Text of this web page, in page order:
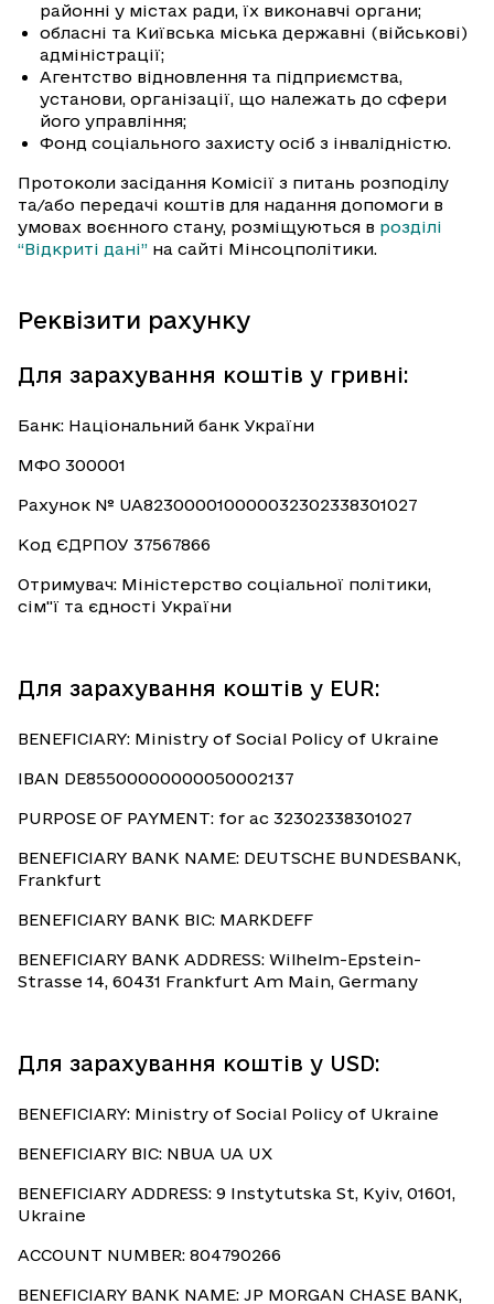
районні у містах ради, їх виконавчі органи;
обласні та Київська міська державні (військові)
адміністрації;
Агентство відновлення та підприємства,
установи, організації, що належать до сфери
його управління;
Фонд соціального захисту осіб з інвалідністю.
Протоколи засідання Комісії з питань розподілу
та/або передачі коштів для надання допомоги в
умовах воєнного стану, розміщуються в розділі
“Відкриті дані” на сайті Мінсоцполітики.
Реквізити рахунку
Для зарахування коштів у гривні:
Банк: Національний банк України
МФО 300001
Рахунок № UA823000010000032302338301027
Код ЄДРПОУ 37567866
Отримувач: Міністерство соціальної політики,
сім"ї та єдності України
Для зарахування коштів у EUR:
BENEFICIARY: Ministry of Social Policy of Ukraine
IBAN DE85500000000050002137
PURPOSE OF PAYMENT: for ac 32302338301027
BENEFICIARY BANK NAME: DEUTSCHE BUNDESBANK,
Frankfurt
BENEFICIARY BANK BIC: MARKDEFF
BENEFICIARY BANK ADDRESS: Wilhelm-Epstein-
Strasse 14, 60431 Frankfurt Am Main, Germany
Для зарахування коштів у USD:
BENEFICIARY: Ministry of Social Policy of Ukraine
BENEFICIARY BIC: NBUA UA UX
BENEFICIARY ADDRESS: 9 Instytutska St, Kyiv, 01601,
Ukraine
ACCOUNT NUMBER: 804790266
BENEFICIARY BANK NAME: JP MORGAN CHASE BANK,